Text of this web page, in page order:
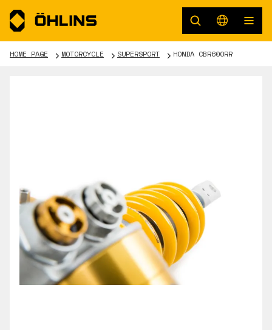
HOME PAGE MOTORCYCLE SUPERSPORT HONDA CBR600RR